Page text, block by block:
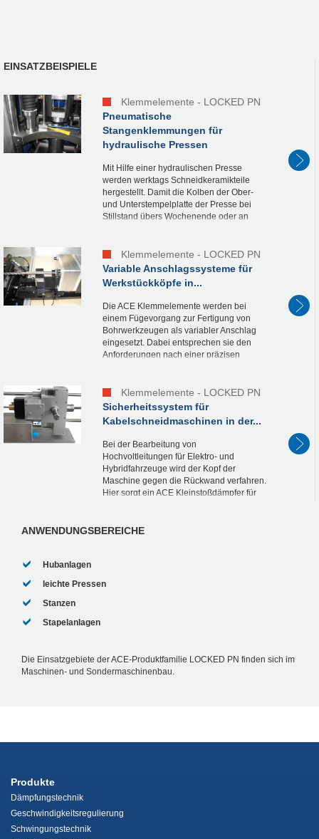
EINSATZBEISPIELE
Klemmelemente - LOCKED PN
Pneumatische
Stangenklemmungen für
hydraulische Pressen
Mit Hilfe einer hydraulischen Presse
werden werktags Schneidkeramikteile
hergestellt. Damit die Kolben der Ober-
und Unterstempelplatte der Presse bei
Stillstand übers Wochenende oder an
Klemmelemente - LOCKED PN
Variable Anschlagssysteme für
Werkstückköpfe in...
Die ACE Klemmelemente werden bei
einem Fügevorgang zur Fertigung von
Bohrwerkzeugen als variabler Anschlag
eingesetzt. Dabei entsprechen sie den
Anforderungen nach einer präzisen
Klemmelemente - LOCKED PN
Sicherheitssystem für
Kabelschneidmaschinen in der...
Bei der Bearbeitung von
Hochvoltleitungen für Elektro- und
Hybridfahrzeuge wird der Kopf der
Maschine gegen die Rückwand verfahren.
Hier sorgt ein ACE Kleinstoßdämpfer für
ANWENDUNGSBEREICHE
Hubanlagen
leichte Pressen
Stanzen
Stapelanlagen
Die Einsatzgebiete der ACE-Produktfamilie LOCKED PN finden sich im
Maschinen- und Sondermaschinenbau.
Produkte
Dämpfungstechnik
Geschwindigkeitsregulierung
Schwingungstechnik